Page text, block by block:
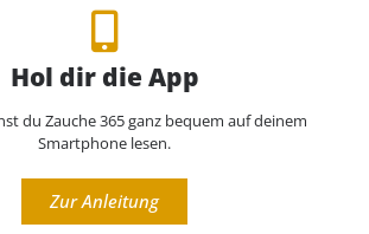
Hol dir die App
du Zauche 365 ganz bequem auf deinem
Smartphone lesen.
Zur Anleitung